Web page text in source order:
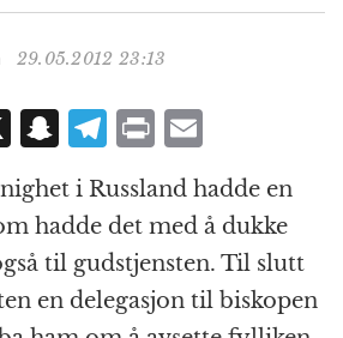
t
n
29.05.2012 23:13
X S
n
a
p
c
h
T
el
e
g
r
a
P
ri
n
t
m
ai
l
i Russland hadde en
hadde det med å dukke
til gudstjensten. Til slutt
en delegasjon til biskopen